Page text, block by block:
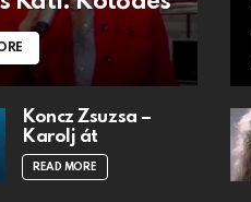
Koncz Zsuzsa –
Karolj át
READ MORE